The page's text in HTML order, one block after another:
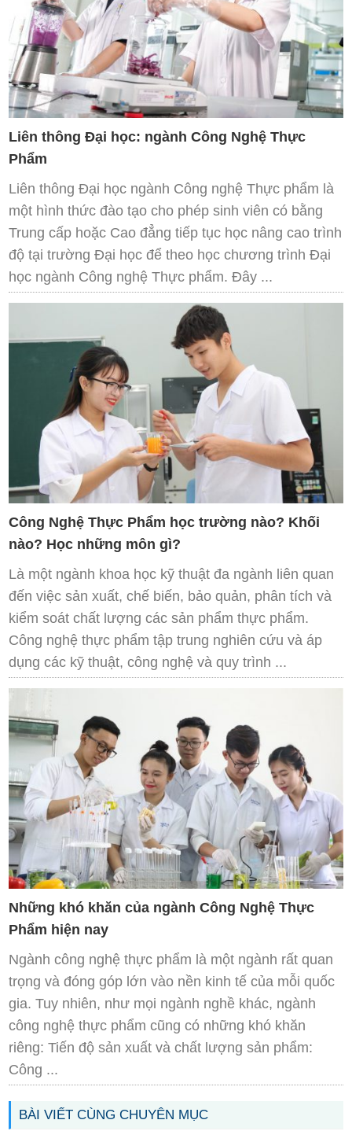
Liên thông Đại học: ngành Công Nghệ Thực
Phẩm
Liên thông Đại học ngành Công nghệ Thực phẩm là
một hình thức đào tạo cho phép sinh viên có bằng
Trung cấp hoặc Cao đẳng tiếp tục học nâng cao trình
độ tại trường Đại học để theo học chương trình Đại
học ngành Công nghệ Thực phẩm. Đây ...
Công Nghệ Thực Phẩm học trường nào? Khối
nào? Học những môn gì?
Là một ngành khoa học kỹ thuật đa ngành liên quan
đến việc sản xuất, chế biến, bảo quản, phân tích và
kiểm soát chất lượng các sản phẩm thực phẩm.
Công nghệ thực phẩm tập trung nghiên cứu và áp
dụng các kỹ thuật, công nghệ và quy trình ...
Những khó khăn của ngành Công Nghệ Thực
Phẩm hiện nay
Ngành công nghệ thực phẩm là một ngành rất quan
trọng và đóng góp lớn vào nền kinh tế của mỗi quốc
gia. Tuy nhiên, như mọi ngành nghề khác, ngành
công nghệ thực phẩm cũng có những khó khăn
riêng: Tiến độ sản xuất và chất lượng sản phẩm:
Công ...
BÀI VIẾT CÙNG CHUYÊN MỤC